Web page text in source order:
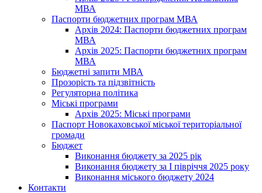
МВА
Паспорти бюджетних програм МВА
Архів 2024: Паспорти бюджетних програм
МВА
Архів 2025: Паспорти бюджетних програм
МВА
Бюджетні запити МВА
Прозорість та підзвітність
Регуляторна політика
Міські програми
Архів 2025: Міські програми
Паспорт Новокаховської міської територіальної
громади
Бюджет
Виконання бюджету за 2025 рік
Виконання бюджету за І півріччя 2025 року
Виконання міського бюджету 2024
Контакти